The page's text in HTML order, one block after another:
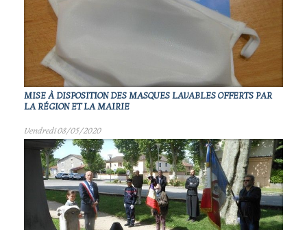
MISE À DISPOSITION DES MASQUES LAVABLES OFFERTS PAR
LA RÉGION ET LA MAIRIE
Vendredi 08/05/2020